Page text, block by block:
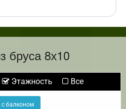
бруса 8х10
Этажность Все
с балконом